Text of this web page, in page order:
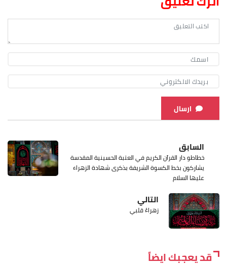
ارسال
السابق
خطاطو دار القرآن الكريم في العتبة الحسينية المقدسة
يشاركون بخط الكسوة الشريفة بذكرى شهادة الزهراء
عليها السلام
التالي
زهراءُ قلبي
قد يعجبك ايضاً